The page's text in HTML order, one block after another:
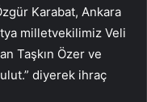
Karabat, Ankara
milletvekilimiz Veli
Taşkın Özer ve
diyerek ihraç